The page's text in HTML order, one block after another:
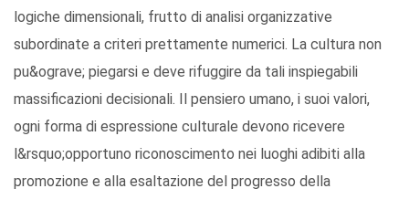
logiche dimensionali, frutto di analisi organizzative
subordinate a criteri prettamente numerici. La cultura non
pu&ograve; piegarsi e deve rifuggire da tali inspiegabili
massificazioni decisionali. Il pensiero umano, i suoi valori,
ogni forma di espressione culturale devono ricevere
l&rsquo;opportuno riconoscimento nei luoghi adibiti alla
promozione e alla esaltazione del progresso della